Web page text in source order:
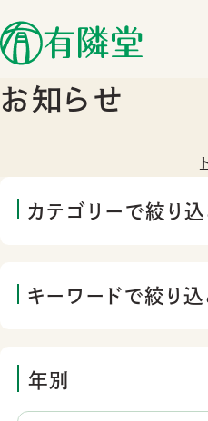
お知らせ
カテゴリーで絞り
キーワードで絞り
年別